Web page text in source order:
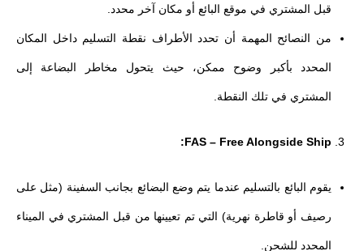
قبل المشتري في موقع البائع أو مكان آخر محدد.
من النصائح المهمة أن تحدد الأطراف نقطة التسليم داخل المكان
المحدد بأكبر وضوح ممكن، حيث يتحول مخاطر البضاعة إلى
المشتري في تلك النقطة.
FAS – Free Alongside Ship:
يقوم البائع بالتسليم عندما يتم وضع البضائع بجانب السفينة (مثل على
رصيف أو قاطرة نهرية) التي تم تعيينها من قبل المشتري في الميناء
المحدد للشحن.